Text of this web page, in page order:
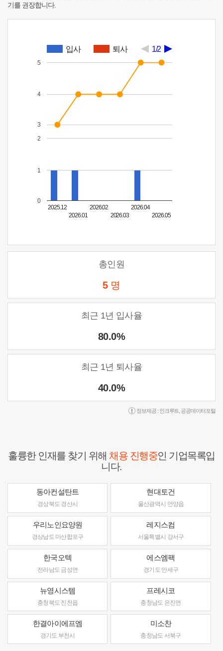
기를 권장합니다.
입사 퇴사 1/2
2025.12
2026.01
2026.02
2026.03
2026.04
2026.05
0
1
2
3
4
5
총인원
5 명
최근 1년 입사율
80.0%
최근 1년 퇴사율
40.0%
정보제공 : 인크루트 공공데이터포털
훌륭한 인재를 찾기 위해채용 진행중인 기업목록입
니다.
동아컨설탄트
경상북도 경산시
현대토건
울산광역시 언양읍
우리노인요양원
경상남도 마산합포구
레지스컴
서울특별시 강서구
한국오텍
전라남도 금성면
에스엠팩
경기도 만세구
뉴영시스템
충청북도 진천읍
프레시코
충청남도 은진면
한결아이에프엠
경기도 부천시
미소찬
충청남도 서북구